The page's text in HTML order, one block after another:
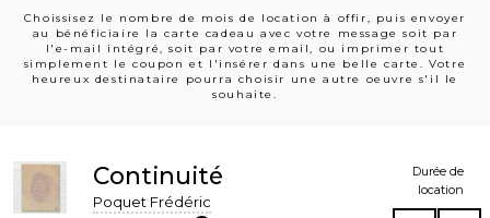
Choissisez le nombre de mois de location à offir, puis envoyer
au bénéficiaire la carte cadeau avec votre message soit par
l'e-mail intégré, soit par votre email, ou imprimer tout
simplement le coupon et l'insérer dans une belle carte. Votre
heureux destinataire pourra choisir une autre oeuvre s'il le
souhaite.
Continuité
Poquet Frédéric
Durée de
location